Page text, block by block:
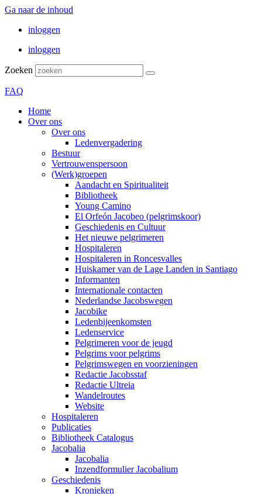
Ga naar de inhoud
inloggen
inloggen
Zoeken
FAQ
Home
Over ons
Over ons
Ledenvergadering
Bestuur
Vertrouwenspersoon
(Werk)groepen
Aandacht en Spiritualiteit
Bibliotheek
Young Camino
El Orfeón Jacobeo (pelgrimskoor)
Geschiedenis en Cultuur
Het nieuwe pelgrimeren
Hospitaleren
Hospitaleren in Roncesvalles
Huiskamer van de Lage Landen in Santiago
Informanten
Internationale contacten
Nederlandse Jacobswegen
Jacobike
Ledenbijeenkomsten
Ledenservice
Pelgrimeren voor de jeugd
Pelgrims voor pelgrims
Pelgrimswegen en voorzieningen
Redactie Jacobsstaf
Redactie Ultreia
Wandelroutes
Website
Hospitaleren
Publicaties
Bibliotheek Catalogus
Jacobalia
Jacobalia
Inzendformulier Jacobalium
Geschiedenis
Kronieken